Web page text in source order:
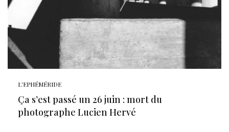
L'EPHÉMÉRIDE
Ça s’est passé un 26 juin : mort du
photographe Lucien Hervé